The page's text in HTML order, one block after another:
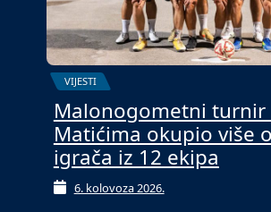
VIJESTI
Malonogometni turnir
Matićima okupio više
igrača iz 12 ekipa
6. kolovoza 2026.